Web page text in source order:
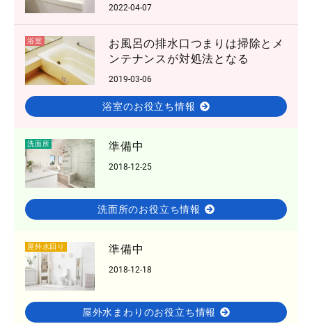
2022-04-07
浴室
お風呂の排水口つまりは掃除とメ
ンテナンスが対処法となる
2019-03-06
浴室のお役立ち情報
洗面所 準備中
2018-12-25
洗面所のお役立ち情報
屋外水回り 準備中
2018-12-18
屋外水まわりのお役立ち情報